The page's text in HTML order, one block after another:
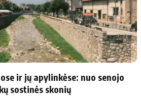
Maistas
Sveikata
Technologijos
Indėlių palūkanos
Ekonomikos naujienos
ir jų apylinkėse: nuo senojo
sostinės skonių